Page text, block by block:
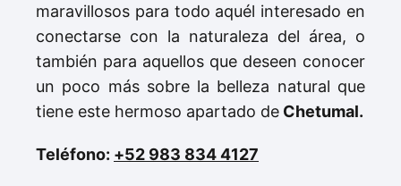
maravillosos para todo aquél interesado en
conectarse con la naturaleza del área, o
también para aquellos que deseen conocer
un poco más sobre la belleza natural que
tiene este hermoso apartado de Chetumal.
Teléfono: +52 983 834 4127